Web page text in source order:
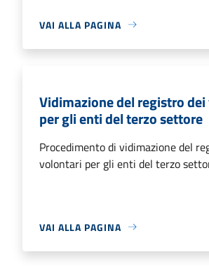
VAI ALLA PAGINA
Vidimazione del registro
per gli enti del terzo settore
Procedimento di vidimazione del
volontari per gli enti del terzo
VAI ALLA PAGINA